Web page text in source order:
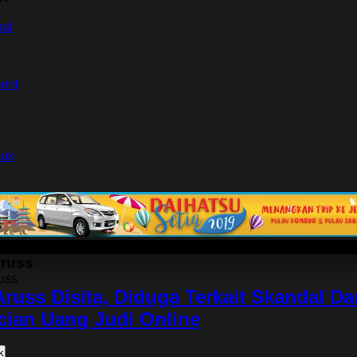
Disita, Diduga Terkait Skandal
Uang Judi Online